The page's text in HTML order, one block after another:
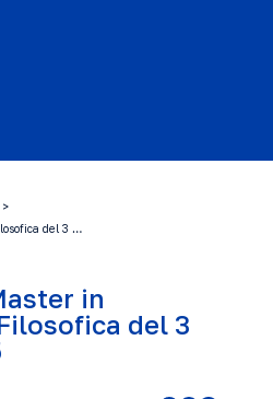
del 3 …
in
del 3